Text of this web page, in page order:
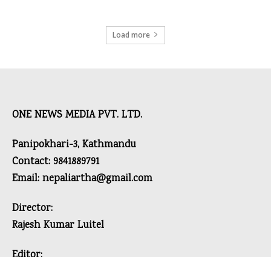
Load more
ONE NEWS MEDIA PVT. LTD.
Panipokhari-3, Kathmandu
Contact: 9841889791
Email: nepaliartha@gmail.com
Director:
Rajesh Kumar Luitel